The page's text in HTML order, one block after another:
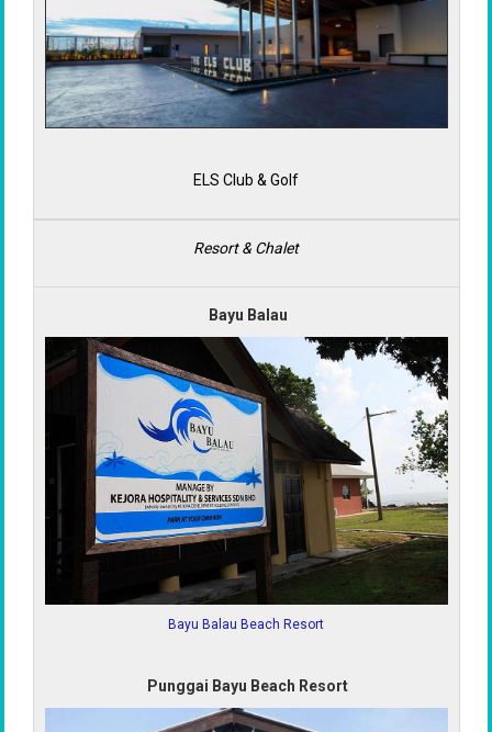
ELS Club & Golf
Resort & Chalet
Bayu Balau
Bayu Balau Beach Resort
Punggai Bayu Beach Resort